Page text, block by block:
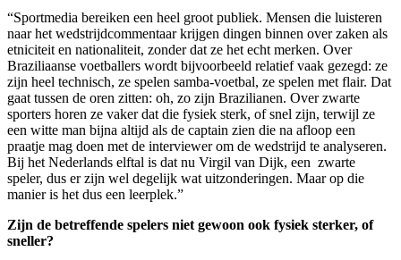
“Sportmedia bereiken een heel groot publiek. Mensen die luisteren
naar het wedstrijdcommentaar krijgen dingen binnen over zaken als
etniciteit en nationaliteit, zonder dat ze het echt merken. Over
Braziliaanse voetballers wordt bijvoorbeeld relatief vaak gezegd: ze
zijn heel technisch, ze spelen samba-voetbal, ze spelen met flair. Dat
gaat tussen de oren zitten: oh, zo zijn Brazilianen. Over zwarte
sporters horen ze vaker dat die fysiek sterk, of snel zijn, terwijl ze
een witte man bijna altijd als de captain zien die na afloop een
praatje mag doen met de interviewer om de wedstrijd te analyseren.
Bij het Nederlands elftal is dat nu Virgil van Dijk, een zwarte
speler, dus er zijn wel degelijk wat uitzonderingen. Maar op die
manier is het dus een leerplek.”
Zijn de betreffende spelers niet gewoon ook fysiek sterker, of
sneller?